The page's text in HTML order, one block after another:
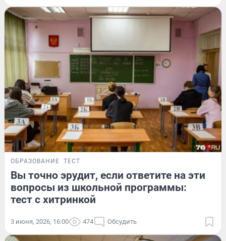
ОБРАЗОВАНИЕ ТЕСТ
Вы точно эрудит, если ответите на эти
вопросы из школьной программы:
тест с хитринкой
3 июня, 2026, 16:00 474 Обсудить